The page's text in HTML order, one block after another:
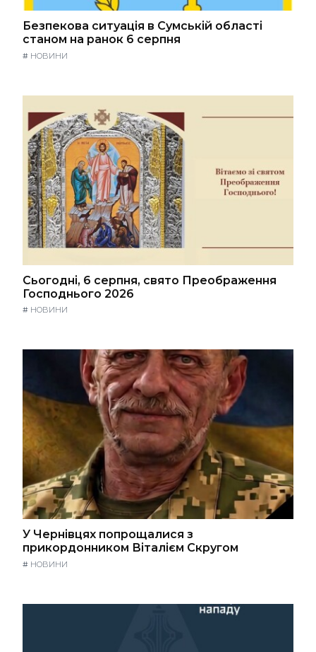
Безпекова ситуація в Сумській області
станом на ранок 6 серпня
# НОВИНИ
Сьогодні, 6 серпня, свято Преображення
Господнього 2026
# НОВИНИ
У Чернівцях попрощалися з
прикордонником Віталієм Скругом
# НОВИНИ